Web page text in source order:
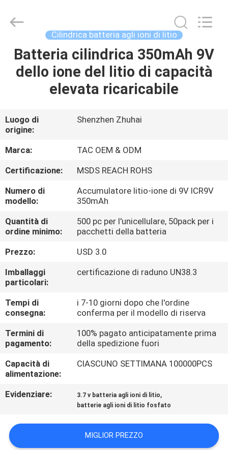
CASA
PRODOTTI
VIDEO
CIRCA
NOI
GIRO
DELLA
FABBRICA
CONTROLLO
DI
QUALITÀ
CONTATTICI
NOTIZIE
CASI
RICHIEDA
Energy
Reserved.
Cilindrica batteria agli ioni di litio
Batteria cilindrica 350mAh 9V
dello ione del litio di capacità
elevata ricaricabile
Luogo di
origine:
Shenzhen Zhuhai
Marca:
TAC OEM & ODM
Certificazione:
MSDS REACH ROHS
Numero di
modello:
Accumulatore litio-ione di 9V ICR9V
350mAh
Quantità di
ordine minimo:
500 pc per l'unicellulare, 50pack per i
pacchetti della batteria
Prezzo:
USD 3.0
Imballaggi
particolari:
certificazione di raduno UN38.3
Tempi di
consegna:
i 7-10 giorni dopo che l'ordine
conferma per il modello di riserva
Termini di
pagamento:
100% pagato anticipatamente prima
della spedizione fuori
Capacità di
alimentazione:
CIASCUNO SETTIMANA 100000PCS
Evidenziare: 3.7 v batteria agli ioni di litio,
batterie agli ioni di litio fosfato
MIGLIOR PREZZO